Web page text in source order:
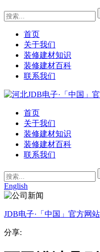
首页
关于我们
装修建材知识
装修建材百科
联系我们
首页
关于我们
装修建材知识
装修建材百科
联系我们
English
JDB电子·「中国」官方网站
分享: